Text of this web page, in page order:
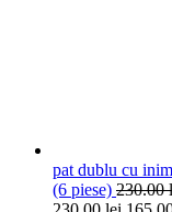
pat dublu cu
(6 piese) 230.00